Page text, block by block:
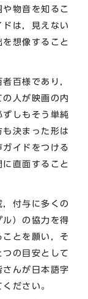
物音を知るこ
は，見えない
想像すること
百様であり，
人が映画の内
しもそう単純
決まった形は
イドをつける
直面すること
付与に多くの
）の協力を得
とを願い，そ
の目安として
んが日本語字
ださい。